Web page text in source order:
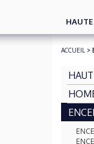
ACCUEIL >